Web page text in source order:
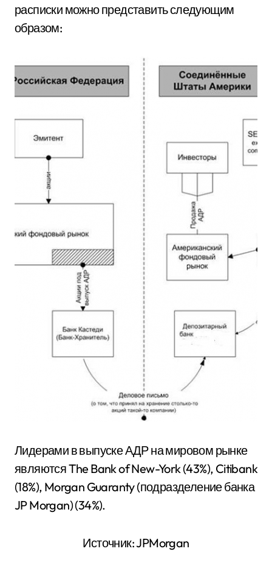
расписки можно представить следующим
образом:
Лидерами в выпуске АДР на мировом рынке
являются The Bank of New-York (43%), Citibank
(18%), Morgan Guaranty (подразделение банка
JP Morgan) (34%).
Источник: JPMorgan